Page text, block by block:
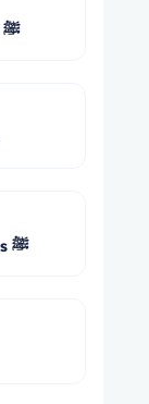
Sa famille et ses épouses ﷺ
Le résumé de ses batailles ﷺ